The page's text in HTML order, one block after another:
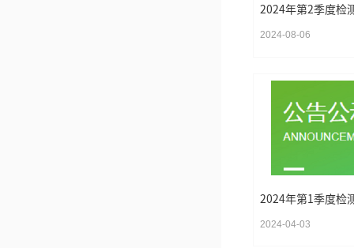
2024年第2季度检
2024-08-06
2024年第1季度检
2024-04-03